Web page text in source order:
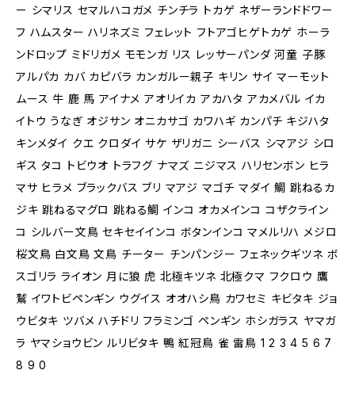
ー シマリス セマルハコガメ チンチラ トカゲ ネザーランドドワー
フ ハムスター ハリネズミ フェレット フトアゴヒゲトカゲ ホーラ
ンドロップ ミドリガメ モモンガ リス レッサーパンダ 河童 子豚
アルパカ カバ カピバラ カンガルー親子 キリン サイ マーモット
ムース 牛 鹿 馬 アイナメ アオリイカ アカハタ アカメバル イカ
イトウ うなぎ オジサン オニカサゴ カワハギ カンパチ キジハタ
キンメダイ クエ クロダイ サケ ザリガニ シーバス シマアジ シロ
ギス タコ トビウオ トラフグ ナマズ ニジマス ハリセンボン ヒラ
マサ ヒラメ ブラックバス ブリ マアジ マゴチ マダイ 鯛 跳ねるカ
ジキ 跳ねるマグロ 跳ねる鯛 インコ オカメインコ コザクライン
コ シルバー文鳥 セキセイインコ ボタンインコ マメルリハ メジロ
桜文鳥 白文鳥 文鳥 チーター チンパンジー フェネックギツネ ボ
スゴリラ ライオン 月に狼 虎 北極キツネ 北極クマ フクロウ 鷹
鷲 イワトビペンギン ウグイス オオハシ鳥 カワセミ キビタキ ジョ
ウビタキ ツバメ ハチドリ フラミンゴ ペンギン ホシガラス ヤマガ
ラ ヤマショウビン ルリビタキ 鴨 紅冠鳥 雀 雷鳥 1 2 3 4 5 6 7
8 9 0